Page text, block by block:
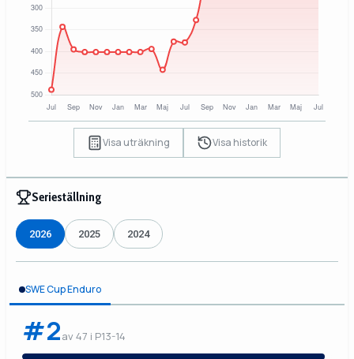
Visa uträkning Visa historik
Serieställning
2026 2025 2024
SWE Cup Enduro
#2av 47 i P13-14